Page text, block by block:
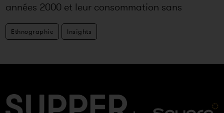
années 2000 et leur consommation sans
commune mesure à partir des anne
Ethnographie Insights